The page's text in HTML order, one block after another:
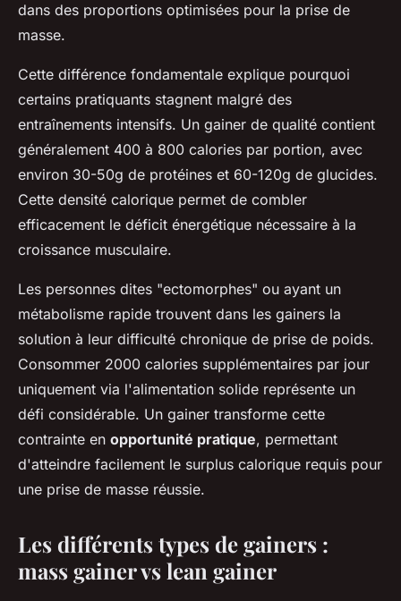
dans des proportions optimisées pour la prise de
masse.
Cette différence fondamentale explique pourquoi
certains pratiquants stagnent malgré des
entraînements intensifs. Un gainer de qualité contient
généralement 400 à 800 calories par portion, avec
environ 30-50g de protéines et 60-120g de glucides.
Cette densité calorique permet de combler
efficacement le déficit énergétique nécessaire à la
croissance musculaire.
Les personnes dites "ectomorphes" ou ayant un
métabolisme rapide trouvent dans les gainers la
solution à leur difficulté chronique de prise de poids.
Consommer 2000 calories supplémentaires par jour
uniquement via l'alimentation solide représente un
défi considérable. Un gainer transforme cette
contrainte en opportunité pratique, permettant
d'atteindre facilement le surplus calorique requis pour
une prise de masse réussie.
Les différents types de gainers :
mass gainer vs lean gainer